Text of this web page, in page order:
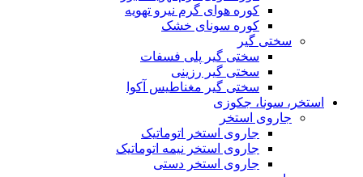
کوره هوای گرم نیرو تهویه
کوره سونای خشک
سختی گیر
سختی گیر پلی فسفات
سختی گیر رزینی
سختی گیر مغناطیس آکوا
استخر، سونا، جکوزی
جاروی استخر
جاروی استخر اتوماتیک
جاروی استخر نیمه اتوماتیک
جاروی استخر دستی